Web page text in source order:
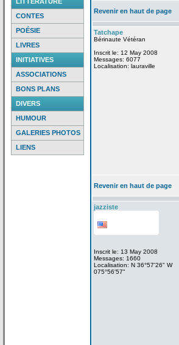
CONTES
POÉSIE
LIVRES
INITIATIVES
ASSOCIATIONS
BONS PLANS
DIVERS
HUMOUR
GALERIES PHOTOS
LIENS
Revenir en haut de page
Tatchape
Bérinaute Vétéran
Inscrit le: 12 May 2008
Messages: 6077
Localisation: lauraville
Revenir en haut de page
jazziste
Inscrit le: 13 May 2008
Messages: 1660
Localisation: N 36°57'26" W
075°56'57"